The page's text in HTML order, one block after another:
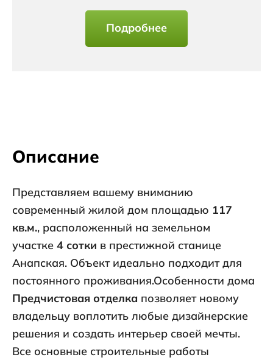
Подробнее
Описание
Представляем вашему вниманию
современный жилой дом площадью 117
кв.м., расположенный на земельном
участке 4 сотки в престижной станице
Анапская. Объект идеально подходит для
постоянного проживания.Особенности дома
Предчистовая отделка позволяет новому
владельцу воплотить любые дизайнерские
решения и создать интерьер своей мечты.
Все основные строительные работы